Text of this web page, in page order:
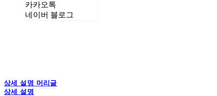
카카오톡
네이버 블로그
상세 설명 머리글
상세 설명